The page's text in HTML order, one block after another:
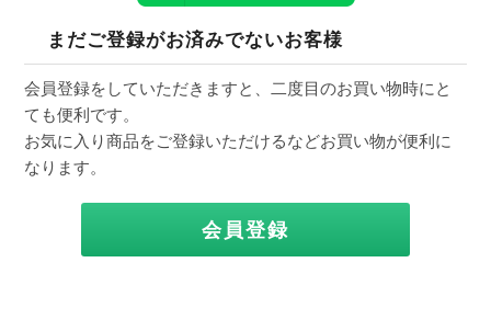
まだご登録がお済みでないお客様
会員登録をしていただきますと、二度目のお買い物時にと
ても便利です。
お気に入り商品をご登録いただけるなどお買い物が便利に
なります。
会員登録